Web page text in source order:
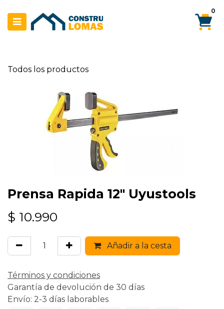
0
Todos los productos
Prensa Rapida 12" Uyustools
$ 10.990
Añadir a la cesta
Términos y condiciones
Garantía de devolución de 30 días
Envío: 2-3 días laborables